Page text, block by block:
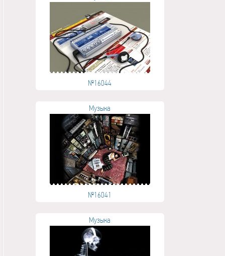
№16044
Музыка
№16041
Музыка